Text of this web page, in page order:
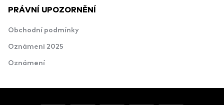
PRÁVNÍ UPOZORNĚNÍ
Obchodní podmínky
Oznámení 2025
Oznámení